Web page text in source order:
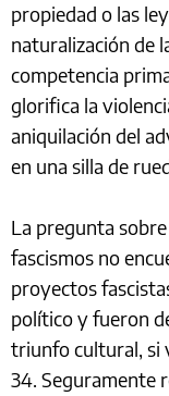
propiedad o las
naturalización de
competencia
glorifica la
aniquilación del
en una silla de
La pregunta
fascismos no
proyectos
político y fueron
triunfo cultural, si
34. Seguramente